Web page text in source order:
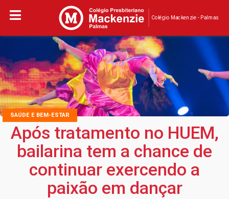
Colégio Mackenzie - Palmas
SAÚDE E BEM-ESTAR
Após tratamento no HUEM,
bailarina tem a chance de
continuar exercendo a
paixão em dançar